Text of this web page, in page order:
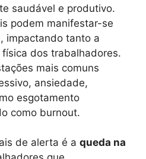
saudável e produtivo.
podem manifestar-se
impactando tanto a
dos trabalhadores.
mais comuns
ansiedade,
esgotamento
como burnout.
de alerta é a queda na